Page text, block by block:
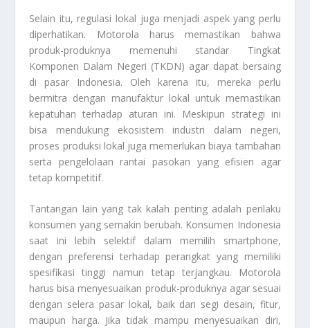
Selain itu, regulasi lokal juga menjadi aspek yang perlu
diperhatikan. Motorola harus memastikan bahwa
produk-produknya memenuhi standar Tingkat
Komponen Dalam Negeri (TKDN) agar dapat bersaing
di pasar Indonesia. Oleh karena itu, mereka perlu
bermitra dengan manufaktur lokal untuk memastikan
kepatuhan terhadap aturan ini. Meskipun strategi ini
bisa mendukung ekosistem industri dalam negeri,
proses produksi lokal juga memerlukan biaya tambahan
serta pengelolaan rantai pasokan yang efisien agar
tetap kompetitif.
Tantangan lain yang tak kalah penting adalah perilaku
konsumen yang semakin berubah. Konsumen Indonesia
saat ini lebih selektif dalam memilih smartphone,
dengan preferensi terhadap perangkat yang memiliki
spesifikasi tinggi namun tetap terjangkau. Motorola
harus bisa menyesuaikan produk-produknya agar sesuai
dengan selera pasar lokal, baik dari segi desain, fitur,
maupun harga. Jika tidak mampu menyesuaikan diri,